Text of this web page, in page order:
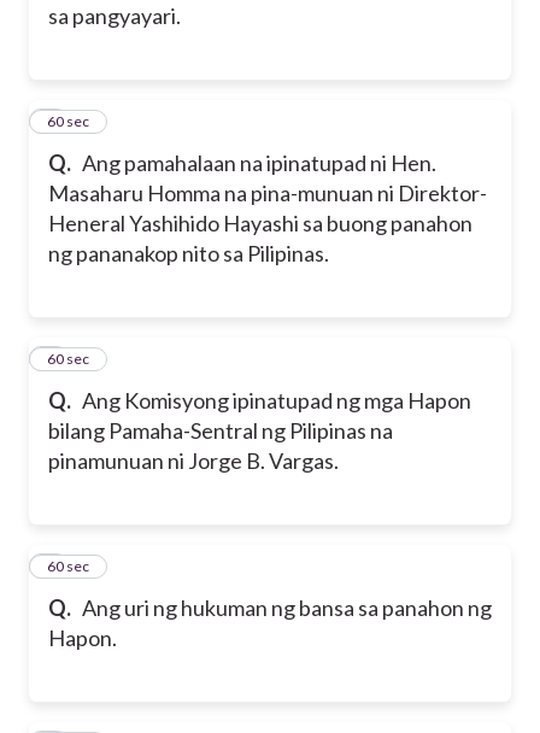
sa pangyayari.
Q. Ang pamahalaan na ipinatupad ni Hen.
Masaharu Homma na pina-munuan ni Direktor-
Heneral Yashihido Hayashi sa buong panahon
ng pananakop nito sa Pilipinas.
260 sec
Q. Ang Komisyong ipinatupad ng mga Hapon
bilang Pamaha-Sentral ng Pilipinas na
pinamunuan ni Jorge B. Vargas.
360 sec
Q. Ang uri ng hukuman ng bansa sa panahon ng
Hapon.
460 sec